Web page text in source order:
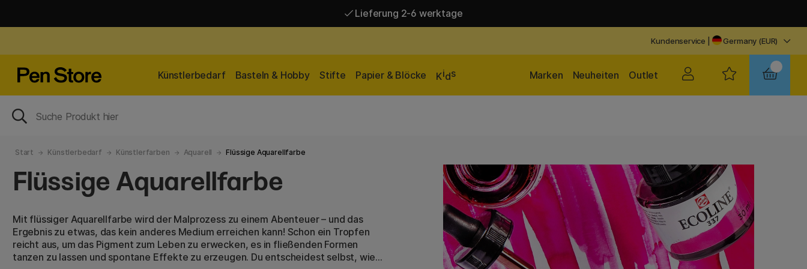
Lieferung 2-6 werktage
Kundenservice Germany (EUR)
Künstlerbedarf Basteln & Hobby Stifte Papier & Blöcke Kids Outlet
Neuheiten
Marken
Start Künstlerbedarf Künstlerfarben Aquarell Flüssige Aquarellfarbe
Flüssige Aquarellfarbe
Mit flüssiger Aquarellfarbe wird der Malprozess zu einem Abenteuer – und das
Ergebnis zu etwas, das kein anderes Medium erreichen kann! Schon ein Tropfen
reicht aus, um das Pigment zum Leben zu erwecken, es in fließenden Formen
tanzen zu lassen und spontane Effekte zu erzeugen. Du entscheidest selbst, wie